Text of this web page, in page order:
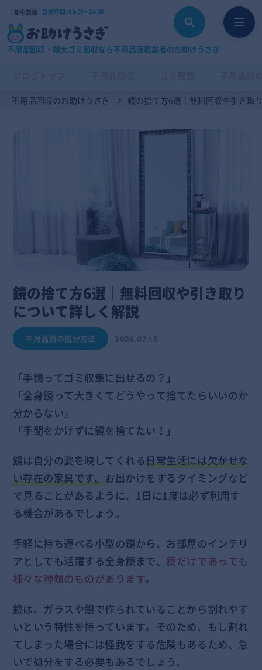
年中無休 営業時間: 08:00〜24:00
不用品回収・粗大ゴミ回収なら不用品回収業者のお助けうさぎ
不用品回収のお助けうさぎ 鏡の捨て方6選｜無料回収や引き取
鏡の捨て方6選｜無料回収や引き取り
について詳しく解説
不用品別の処分方法
「手鏡ってゴミ収集に出せるの？」
「全身鏡って大きくてどうやって捨てたらいいのか
分からない」
「手間をかけずに鏡を捨てたい！」
鏡は自分の姿を映してくれる日常生活には欠かせな
い存在の家具です。お出かけをするタイミングなど
で見ることがあるように、1日に1度は必ず利用す
る機会があるでしょう。
手軽に持ち運べる小型の鏡から、お部屋のインテリ
アとしても活躍する全身鏡まで、 鏡だけであっても
様々な種類のものがあります。
鏡は、ガラスや銀で作られていることから割れやす
いという特性を持っています。そのため、もし割れ
てしまった場合には怪我をする危険もあるため、急
いで処分をする必要もあるでしょう。